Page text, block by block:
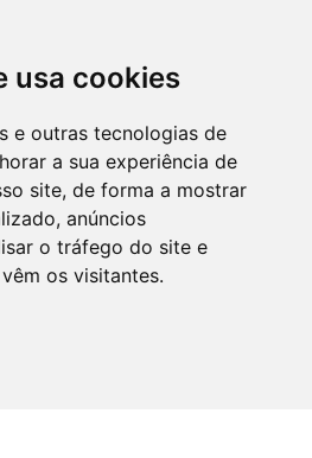
usa cookies
e outras tecnologias de
a sua experiência de
site, de forma a mostrar
anúncios
o tráfego do site e
os visitantes.